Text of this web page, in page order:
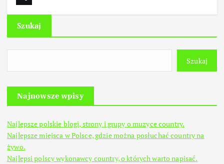
Szukaj
Szukaj
Najnowsze wpisy
Najlepsze polskie blogi, strony i grupy o muzyce country.
Najlepsze miejsca w Polsce, gdzie można posłuchać country na
żywo.
Najlepsi polscy wykonawcy country, o których warto napisać.